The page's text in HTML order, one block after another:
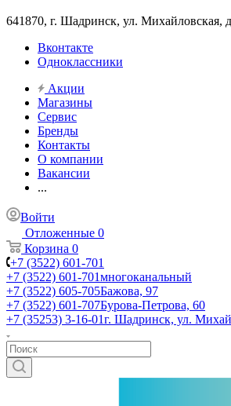
641870, г. Шадринск, ул. Михайловская,
Вконтакте
Одноклассники
Акции
Магазины
Сервис
Бренды
Контакты
О компании
Вакансии
...
Войти
Отложенные 0
Корзина 0
+7 (3522) 601-701
+7 (3522) 601-701многоканальный
+7 (3522) 605-705Бажова, 97
+7 (3522) 601-707Бурова-Петрова, 60
+7 (35253) 3-16-01г. Шадринск, ул.